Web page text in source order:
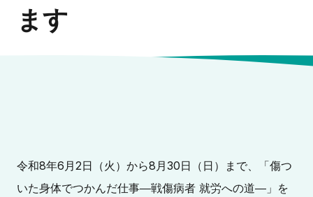
ます
令和8年6月2日（火）から8月30日（日）まで、「傷つ
いた身体でつかんだ仕事―戦傷病者 就労への道―」を